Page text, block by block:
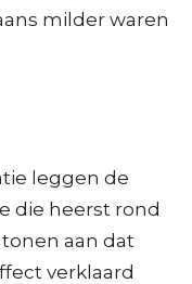
milder waren
leggen de
die heerst rond
aan dat
verklaard